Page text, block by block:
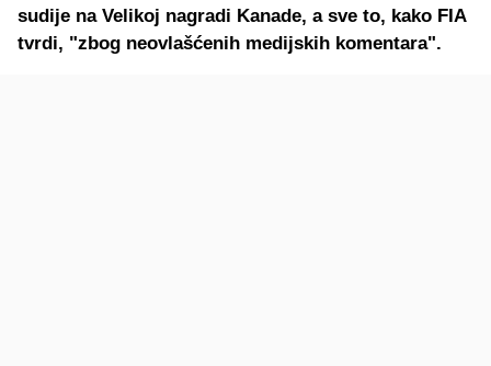
sudije na Velikoj nagradi Kanade, a sve to, kako FIA
tvrdi, "zbog neovlašćenih medijskih komentara".